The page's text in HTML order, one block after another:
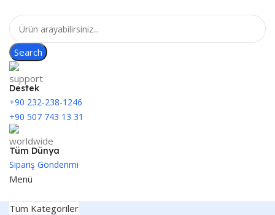
Search
Destek
+90 232-238-1246
+90 507 743 13 31
Tüm Dünya
Sipariş Gönderimi
Menü
Tüm Kategoriler